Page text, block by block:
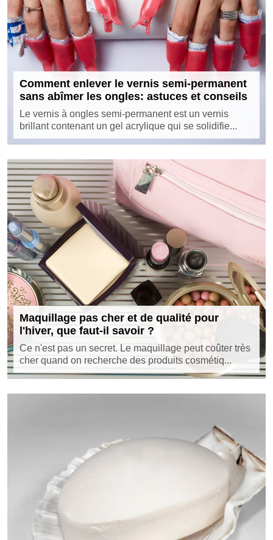
Comment enlever le vernis semi-permanent
sans abîmer les ongles: astuces et conseils
Le vernis à ongles semi-permanent est un vernis
brillant contenant un gel acrylique qui se solidifie...
Maquillage pas cher et de qualité pour
l'hiver, que faut-il savoir ?
Ce n'est pas un secret. Le maquillage peut coûter très
cher quand on recherche des produits cosmétiq...